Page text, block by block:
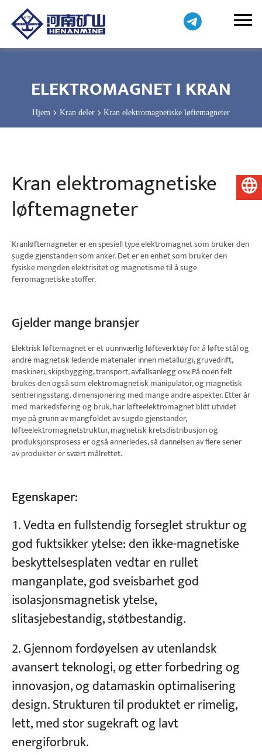
Prosjekter
Blogger
Nyheter
applikasjoner
Om oss
Kontakt oss
ELEKTROMAGNET I KRAN
Hjem Kran deler Kran elektromagnetiske løftemagneter
Kran elektromagnetiske
løftemagneter
Kranløftemagneter er en spesiell type elektromagnet som bruker den
sugde gjenstanden som anker. Det er en enhet som bruker den
fysiske mengden elektrisitet og magnetisme til å suge
ferromagnetiske stoffer.
Gjelder mange bransjer
Elektrisk løftemagnet er et uunnværlig løfteverktøy for å løfte stål og
andre magnetisk ledende materialer innen metallurgi, gruvedrift,
maskineri, skipsbygging, transport, avfallsanlegg osv. På noen felt
brukes den også som elektromagnetisk manipulator, og magnetisk
sentreringsstang. dimensjonering med mange andre aspekter. Etter år
med markedsføring og bruk, har løfteelektromagnet blitt utvidet
mye på grunn av mangfoldet av sugde gjenstander,
løfteelektromagnetstruktur, magnetisk kretsdistribusjon og
produksjonsprosess er også annerledes, så dannelsen av flere serier
av produkter er svært målrettet.
Egenskaper:
Vedta en fullstendig forseglet struktur og
god fuktsikker ytelse: den ikke-magnetiske
beskyttelsesplaten vedtar en rullet
manganplate, god sveisbarhet god
isolasjonsmagnetisk ytelse,
slitasjebestandig, støtbestandig.
Gjennom fordøyelsen av utenlandsk
avansert teknologi, og etter forbedring og
innovasjon, og datamaskin optimalisering
design. Strukturen til produktet er rimelig,
lett, med stor sugekraft og lavt
energiforbruk.
Norsk